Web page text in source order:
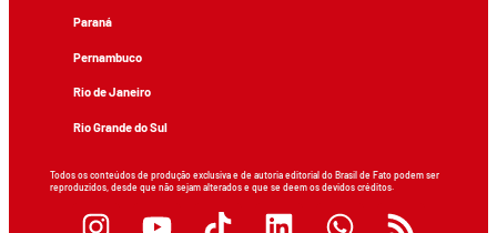
Paraná
Pernambuco
Rio de Janeiro
Rio Grande do Sul
Todos os conteúdos de produção exclusiva e de autoria editorial do Brasil de Fato podem ser
reproduzidos, desde que não sejam alterados e que se deem os devidos créditos.